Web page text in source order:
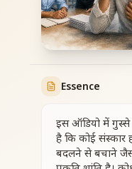
Essence
इस ऑडियो में गुस्से
है कि कोई संस्कार
बदलने से बचाने